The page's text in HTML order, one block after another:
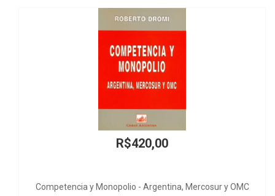
y Monopolio - Argentina, Mercosur y OMC